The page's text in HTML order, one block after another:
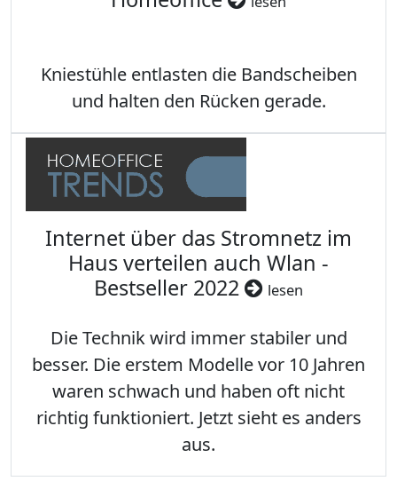
Kniestühle entlasten die Bandscheiben
und halten den Rücken gerade.
Internet über das Stromnetz im
Haus verteilen auch Wlan -
Bestseller 2022
lesen
Die Technik wird immer stabiler und
besser. Die erstem Modelle vor 10 Jahren
waren schwach und haben oft nicht
richtig funktioniert. Jetzt sieht es anders
aus.